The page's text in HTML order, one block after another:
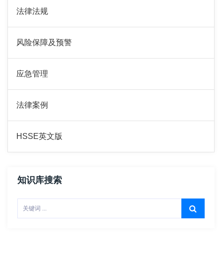
法律法规
风险保障及预警
应急管理
法律案例
HSSE英文版
知识库搜索